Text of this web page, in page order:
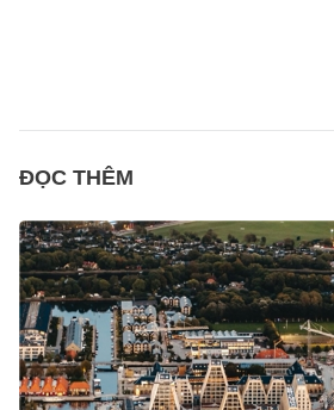
ĐỌC THÊM